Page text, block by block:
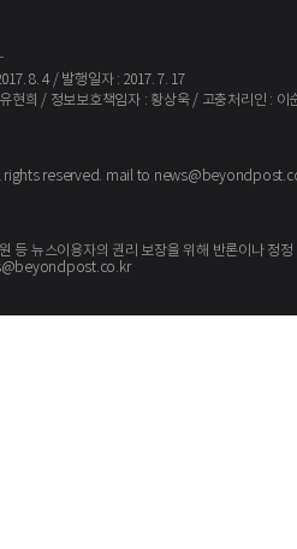
8. 4 / 발행일자 : 2017. 7. 17
현희 / 정보보호책임자 : 황상욱 / 고충처리인 : 이
rights reserved. mail to
원 등 뉴스이용자의 권리 보장을 위해 반론이나